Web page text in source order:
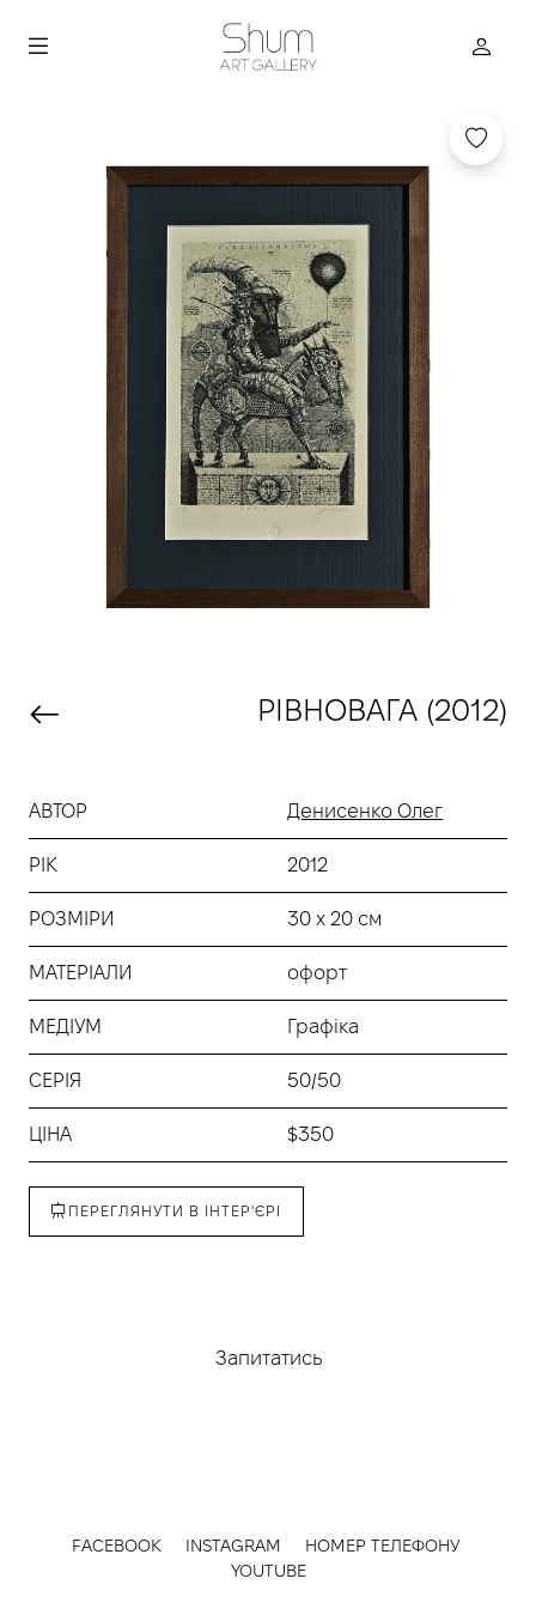
РІВНОВАГА (2012)
АВТОР Денисенко Олег
РІК 2012
РОЗМІРИ 30 х 20 см
МАТЕРІАЛИ офорт
МЕДІУМ Графіка
СЕРІЯ 50/50
ЦІНА $350
ПЕРЕГЛЯНУТИ В ІНТЕР'ЄРІ
Запитатись
FACEBOOK INSTAGRAM
НОМЕР ТЕЛЕФОНУ
YOUTUBE